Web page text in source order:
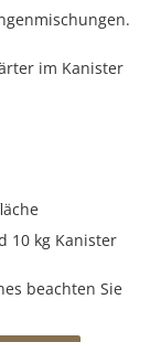
im Kanister
10 kg Kanister
beachten Sie